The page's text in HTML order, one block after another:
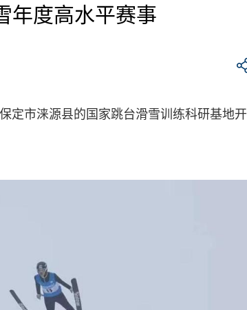
年度高水平赛事
定市涞源县的国家跳台滑雪训练科研基地开